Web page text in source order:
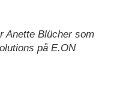
Anette Blücher som
på E.ON